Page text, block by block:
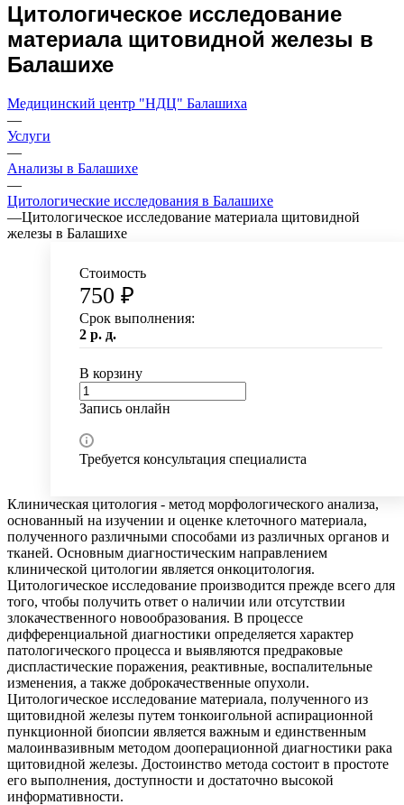
Цитологическое исследование
материала щитовидной железы в
Балашихе
Медицинский центр "НДЦ" Балашиха
—
Услуги
—
Анализы в Балашихе
—
Цитологические исследования в Балашихе
—Цитологическое исследование материала щитовидной
железы в Балашихе
Стоимость
750 ₽
Срок выполнения:
2 р. д.
В корзину
Запись онлайн
Требуется консультация специалиста
Клиническая цитология - метод морфологического анализа,
основанный на изучении и оценке клеточного материала,
полученного различными способами из различных органов и
тканей. Основным диагностическим направлением
клинической цитологии является онкоцитология.
Цитологическое исследование производится прежде всего для
того, чтобы получить ответ о наличии или отсутствии
злокачественного новообразования. В процессе
дифференциальной диагностики определяется характер
патологического процесса и выявляются предраковые
диспластические поражения, реактивные, воспалительные
изменения, а также доброкачественные опухоли.
Цитологическое исследование материала, полученного из
щитовидной железы путем тонкоигольной аспирационной
пункционной биопсии является важным и единственным
малоинвазивным методом дооперационной диагностики рака
щитовидной железы. Достоинство метода состоит в простоте
его выполнения, доступности и достаточно высокой
информативности.